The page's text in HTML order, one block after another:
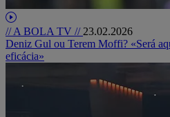
// A BOLA TV // 23.02.2026
Deniz Gul ou Terem Moffi? «Será
eficácia»